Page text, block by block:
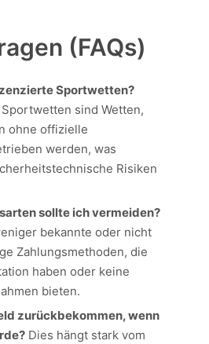
(FAQs)
Sportwetten?
sind Wetten,
ohne offizielle
werden, was
Risiken
sollte ich vermeiden?
bekannte oder nicht
Zahlungsmethoden, die
haben oder keine
bieten.
zurückbekommen, wenn
Dies hängt stark vom